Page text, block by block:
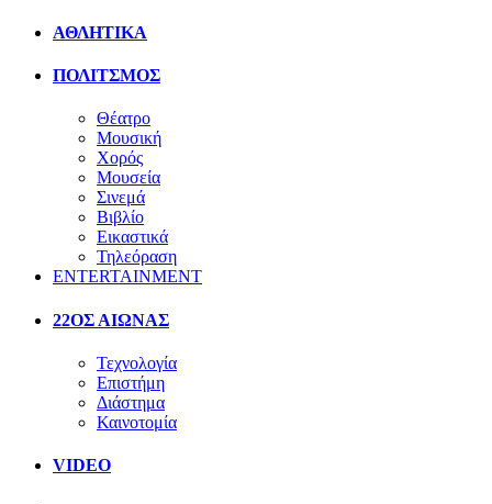
ΑΘΛΗΤΙΚΑ
ΠΟΛΙΤΣΜΟΣ
Θέατρο
Μουσική
Χορός
Μουσεία
Σινεμά
Βιβλίο
Εικαστικά
Τηλεόραση
ENTERTAINMENT
22ΟΣ ΑΙΩΝΑΣ
Τεχνολογία
Επιστήμη
Διάστημα
Καινοτομία
VIDEO